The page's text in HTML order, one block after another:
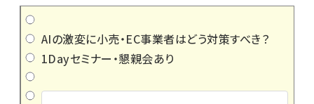
AIの激変に小売・EC事業者はどう対策すべき？
1Dayセミナー・懇親会あり